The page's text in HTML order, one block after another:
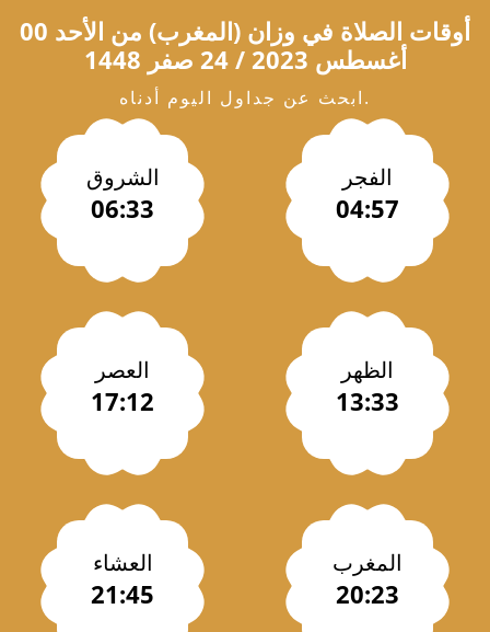
أوقات الصلاة في وزان
(المغرب) من الأحد 00
أغسطس 2023 / 24 صفر 1448
ابحث عن جداول اليوم أدناه.
الفجر
04:57
الشروق
06:33
الظهر
13:33
العصر
17:12
المغرب
20:23
العشاء
21:45